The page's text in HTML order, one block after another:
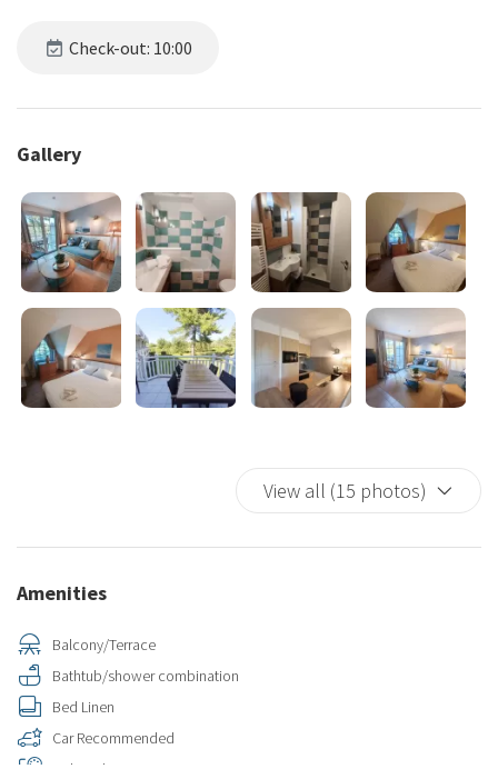
Check-out: 10:00
Gallery
View all (15 photos)
Amenities
Balcony/Terrace
Bathtub/shower combination
Bed Linen
Car Recommended
Color television